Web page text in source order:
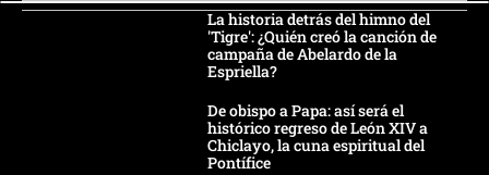
La historia detrás del himno del
'Tigre': ¿Quién creó la canción de
campaña de Abelardo de la
Espriella?
De obispo a Papa: así será el
histórico regreso de León XIV a
Chiclayo, la cuna espiritual del
Pontífice